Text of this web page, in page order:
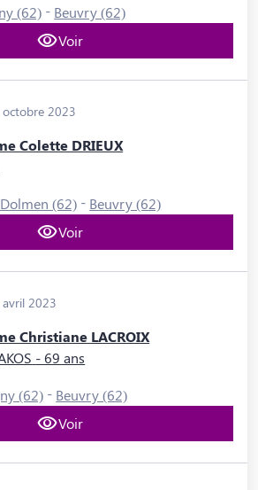
(62) - Beuvry (62)
Voir
octobre 2023
Colette DRIEUX
(62) - Beuvry (62)
Voir
2023
Christiane LACROIX
- 69 ans
(62) - Beuvry (62)
Voir